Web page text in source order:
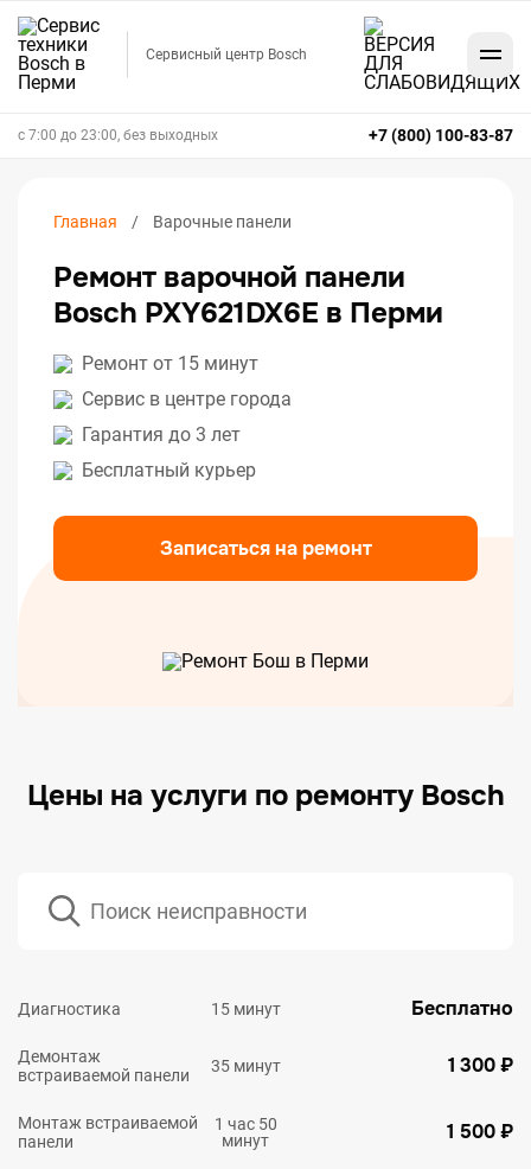
Сервисный центр Bosch
+7 (800) 100-83-87
с 7:00 до 23:00, без выходных
Главная Варочные панели
Ремонт варочной панели
Bosch PXY621DX6E в Перми
Ремонт от 15 минут
Сервис в центре города
Гарантия до 3 лет
Бесплатный курьер
Записаться на ремонт
Цены на услуги по ремонту Bosch
Диагностика 15 минут Бесплатно
Демонтаж
встраиваемой панели
35 минут 1 300 ₽
Монтаж встраиваемой
панели
1 час 50
минут
1 500 ₽